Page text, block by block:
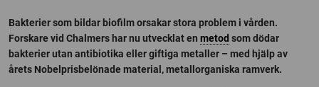
Bakterier som bildar biofilm orsakar stora problem i vården.
Forskare vid Chalmers har nu utvecklat en metod som dödar
bakterier utan antibiotika eller giftiga metaller – med hjälp av
årets Nobelprisbelönade material, metallorganiska ramverk.